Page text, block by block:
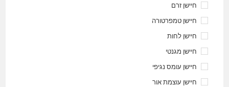
חיישן זרם
חיישן טמפרטורה
חיישן לחות
חיישן מגנטי
חיישן עומס נגיפי
חיישן עוצמת אור